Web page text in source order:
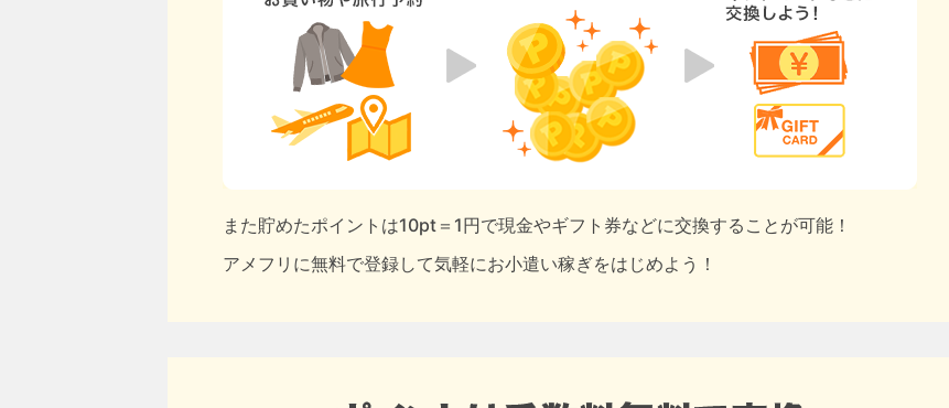
また貯めたポイントは10pt＝1円で現金やギフト券などに交換することが可能！
アメフリに無料で登録して気軽にお小遣い稼ぎをはじめよう！